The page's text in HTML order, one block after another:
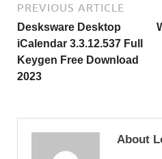
PREVIOUS ARTICLE
Desksware Desktop
iCalendar 3.3.12.537 Full
Keygen Free Download
2023
About